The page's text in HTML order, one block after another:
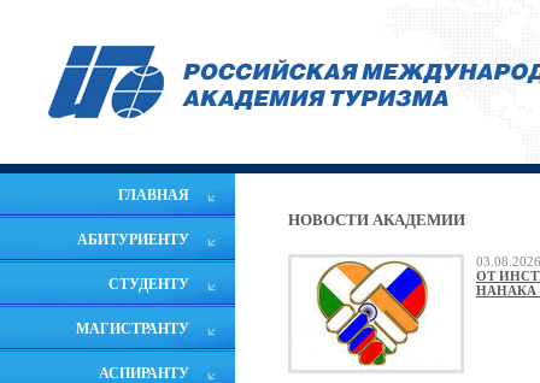
ГЛАВНАЯ
АБИТУРИЕНТУ
СТУДЕНТУ
МАГИСТРАНТУ
АСПИРАНТУ
НОВОСТИ АКАДЕМИИ
ОТ
НАНАКА